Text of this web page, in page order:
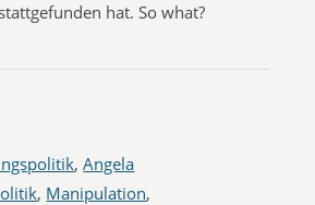
hat. So what?
,Angela
, Manipulation,